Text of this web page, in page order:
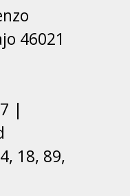
46021
|
18, 89,